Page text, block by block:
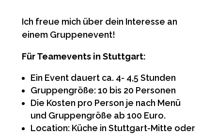
Ich freue mich über dein Interesse an
einem Gruppenevent!
Für Teamevents in Stuttgart:
Ein Event dauert ca. 4- 4,5 Stunden
Gruppengröße: 10 bis 20 Personen
Die Kosten pro Person je nach Menü
und Gruppengröße ab 100 Euro.
Location: Küche in Stuttgart-Mitte oder